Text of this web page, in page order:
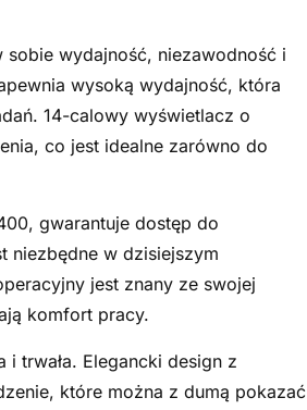
wydajność, niezawodność i
wysoką wydajność, która
14-calowy wyświetlacz o
co jest idealne zarówno do
gwarantuje dostęp do
niezbędne w dzisiejszym
jest znany ze swojej
komfort pracy.
trwała. Elegancki design z
które można z dumą pokazać